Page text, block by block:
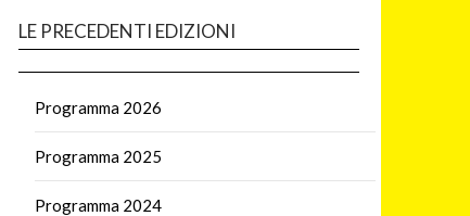
LE PRECEDENTI EDIZIONI
Programma 2026
Programma 2025
Programma 2024